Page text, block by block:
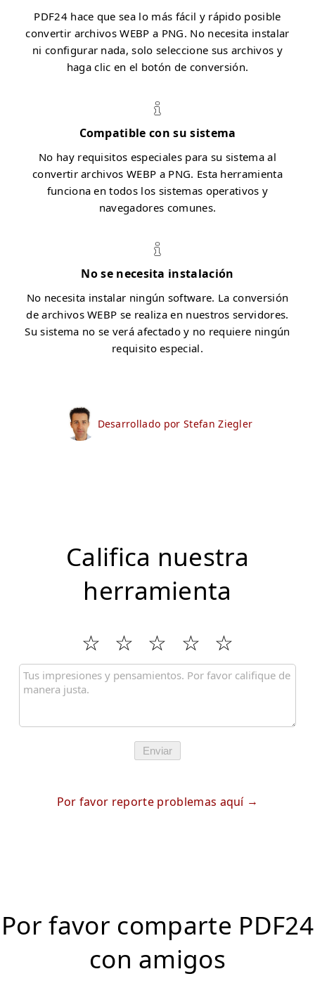
PDF24 hace que sea lo más fácil y rápido posible
convertir archivos WEBP a PNG. No necesita instalar
ni configurar nada, solo seleccione sus archivos y
haga clic en el botón de conversión.
Compatible con su sistema
No hay requisitos especiales para su sistema al
convertir archivos WEBP a PNG. Esta herramienta
funciona en todos los sistemas operativos y
navegadores comunes.
No se necesita instalación
No necesita instalar ningún software. La conversión
de archivos WEBP se realiza en nuestros servidores.
Su sistema no se verá afectado y no requiere ningún
requisito especial.
Desarrollado por Stefan Ziegler
Califica nuestra
herramienta
Enviar
Por favor reporte problemas aquí
Por favor comparte PDF24
con amigos